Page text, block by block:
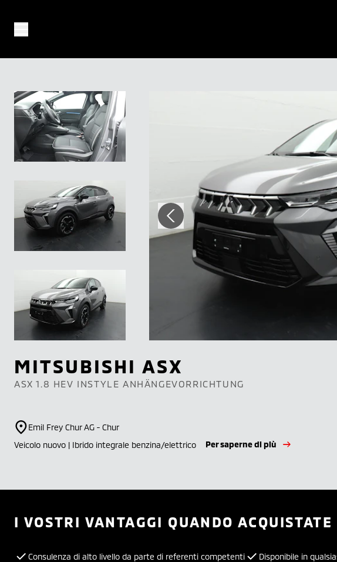
MITSUBISHI ASX
ASX 1.8 HEV INSTYLE ANHÄNGEVORRICHTUNG
Emil Frey Chur AG - Chur
Veicolo nuovo | Ibrido integrale benzina/elettrico
Per saperne di più
I VOSTRI VANTAGGI QUANDO
Consulenza di alto livello da parte di referenti competenti Disponibile in